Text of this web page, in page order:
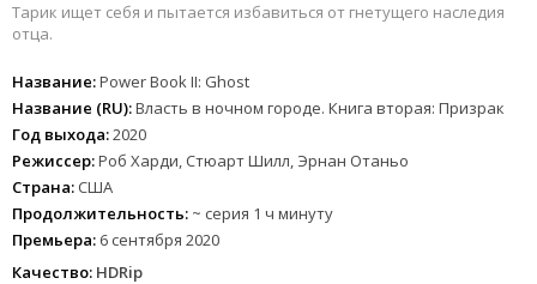
Тарик ищет себя и пытается избавиться от гнетущего наследия
отца.
Название:Power Book II: Ghost
Название (RU):Власть в ночном городе. Книга вторая: Призрак
Год выхода:2020
Режиссер:Роб Харди, Стюарт Шилл, Эрнан Отаньо
Страна: США
Продолжительность: ~ серия 1 ч минуту
Премьера: 6 сентября 2020
Качество: HDRip